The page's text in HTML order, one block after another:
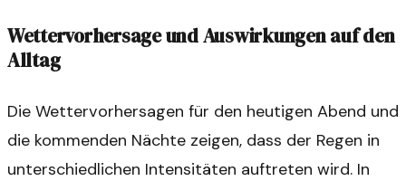
Wettervorhersage und Auswirkungen auf den
Alltag
Die Wettervorhersagen für den heutigen Abend und
die kommenden Nächte zeigen, dass der Regen in
unterschiedlichen Intensitäten auftreten wird. In